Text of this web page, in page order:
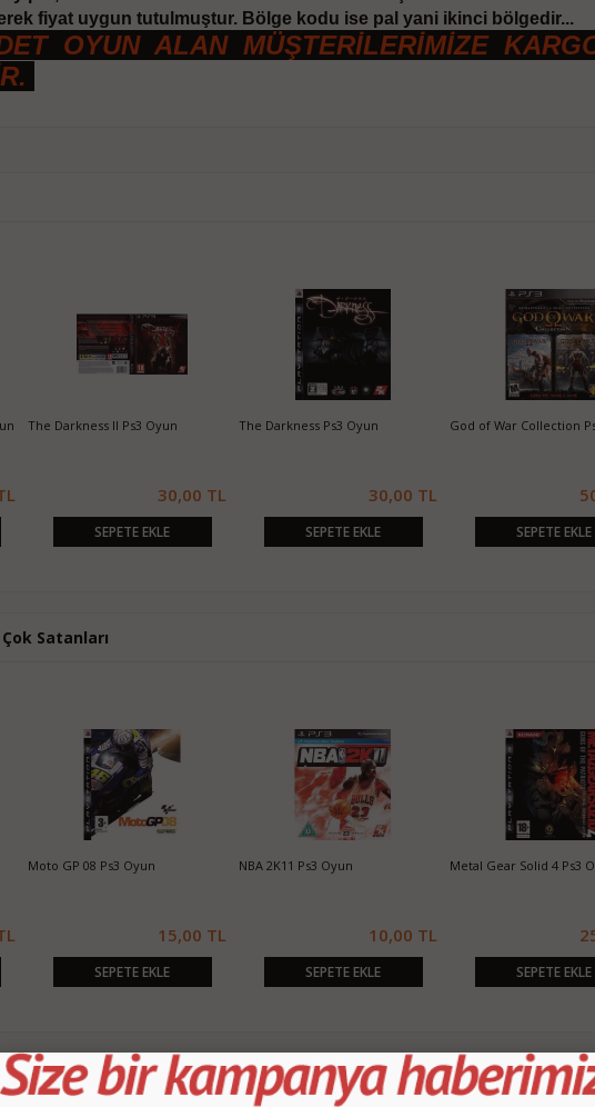
fiyat uygun tutulmuştur. Bölge kodu ise pal yani ikinci bölgedir...
OYUN ALAN MÜŞTERİLERİMİZE
The Darkness II Ps3 Oyun
30,00 TL
SEPETE EKLE
The Darkness Ps3 Oyun
30,00 TL
SEPETE EKLE
God of War Collection
SEPETE EKLE
Satanları
Moto GP 08 Ps3 Oyun
15,00 TL
SEPETE EKLE
NBA 2K11 Ps3 Oyun
10,00 TL
SEPETE EKLE
Metal Gear Solid 4 Ps3
SEPETE EKLE